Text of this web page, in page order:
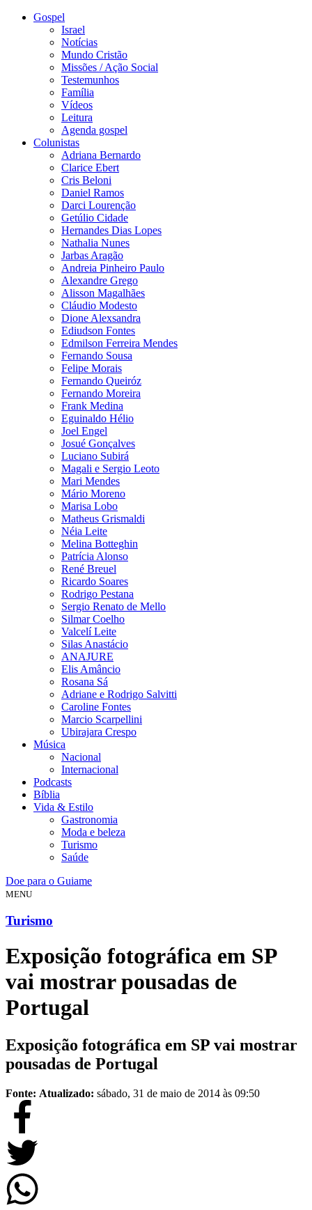
Gospel
Israel
Notícias
Mundo Cristão
Missões / Ação Social
Testemunhos
Família
Vídeos
Leitura
Agenda gospel
Colunistas
Adriana Bernardo
Clarice Ebert
Cris Beloni
Daniel Ramos
Darci Lourenção
Getúlio Cidade
Hernandes Dias Lopes
Nathalia Nunes
Jarbas Aragão
Andreia Pinheiro Paulo
Alexandre Grego
Alisson Magalhães
Cláudio Modesto
Dione Alexsandra
Ediudson Fontes
Edmilson Ferreira Mendes
Fernando Sousa
Felipe Morais
Fernando Queiróz
Fernando Moreira
Frank Medina
Eguinaldo Hélio
Joel Engel
Josué Gonçalves
Luciano Subirá
Magali e Sergio Leoto
Mari Mendes
Mário Moreno
Marisa Lobo
Matheus Grismaldi
Néia Leite
Melina Botteghin
Patrícia Alonso
René Breuel
Ricardo Soares
Rodrigo Pestana
Sergio Renato de Mello
Silmar Coelho
Valcelí Leite
Silas Anastácio
ANAJURE
Elis Amâncio
Rosana Sá
Adriane e Rodrigo Salvitti
Caroline Fontes
Marcio Scarpellini
Ubirajara Crespo
Música
Nacional
Internacional
Podcasts
Bíblia
Vida & Estilo
Gastronomia
Moda e beleza
Turismo
Saúde
Doe para o Guiame
MENU
Turismo
Exposição fotográfica em SP
vai mostrar pousadas de
Portugal
Exposição fotográfica em SP vai mostrar
pousadas de Portugal
Fonte: Atualizado: sábado, 31 de maio de 2014 às 09:50